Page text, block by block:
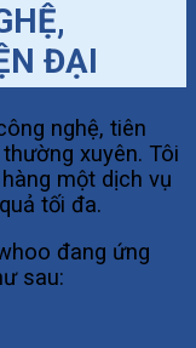
ĐẠI
nghệ, tiên
xuyên. Tôi
một dịch vụ
tối đa.
đang ứng
sau: